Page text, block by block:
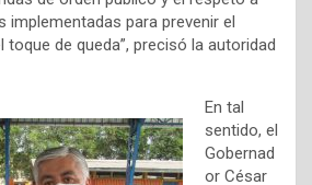
implementadas para prevenir el
toque de queda”, precisó la autoridad
En tal
sentido, el
Gobernad
or César